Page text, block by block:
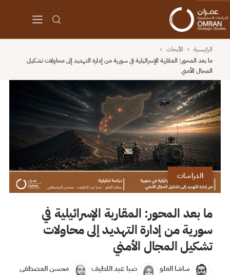
الرئيسية › الأبحاث ›
ما بعد المحور: المقاربة الإسرائيلية في سورية من إدارة التهديد إلى محاولات تشكيل
المجال الأمني
الدراسات
ما بعد المحور: المقاربة الإسرائيلية في
سورية من إدارة التهديد إلى محاولات
تشكيل المجال الأمني
ساشا العلو صبا عبد اللطيف محسن المصطفى